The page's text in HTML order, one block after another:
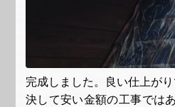
完成しました。良い仕上がり
決して安い金額の工事では